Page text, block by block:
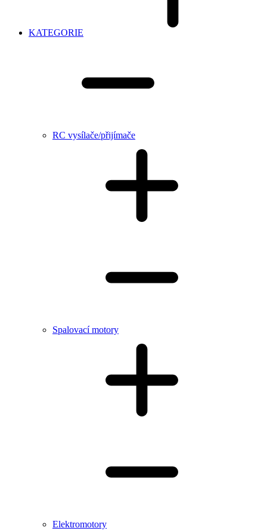
KATEGORIE
RC vysílače/přijímače
Spalovací motory
Elektromotory